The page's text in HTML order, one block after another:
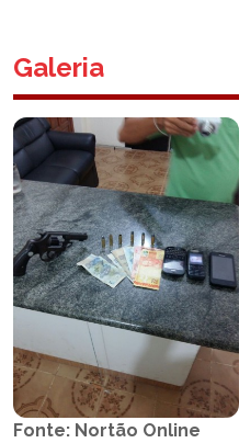
Galeria
Fonte: Nortão Online